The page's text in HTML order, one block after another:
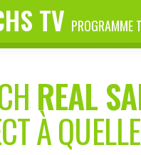
TV PROGRAMME
REAL
À